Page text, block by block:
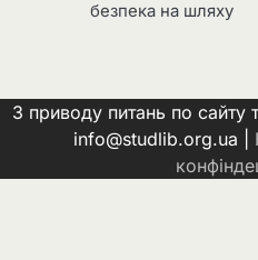
безпека на шляху
З приводу питань по сайту
info@studlib.org.ua |